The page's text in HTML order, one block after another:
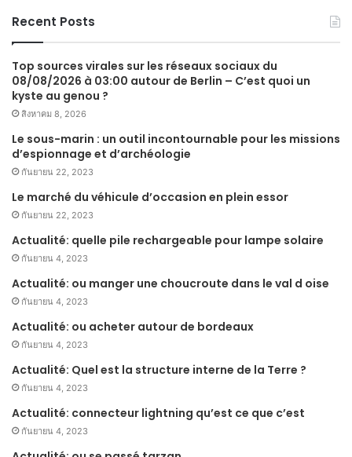
Recent Posts
Top sources virales sur les réseaux sociaux du
08/08/2026 à 03:00 autour de Berlin – C’est quoi un
kyste au genou ?
สิงหาคม 8, 2026
Le sous-marin : un outil incontournable pour les missions
d’espionnage et d’archéologie
กันยายน 22, 2023
Le marché du véhicule d’occasion en plein essor
กันยายน 22, 2023
Actualité: quelle pile rechargeable pour lampe solaire
กันยายน 4, 2023
Actualité: ou manger une choucroute dans le val d oise
กันยายน 4, 2023
Actualité: ou acheter autour de bordeaux
กันยายน 4, 2023
Actualité: Quel est la structure interne de la Terre ?
กันยายน 4, 2023
Actualité: connecteur lightning qu’est ce que c’est
กันยายน 4, 2023